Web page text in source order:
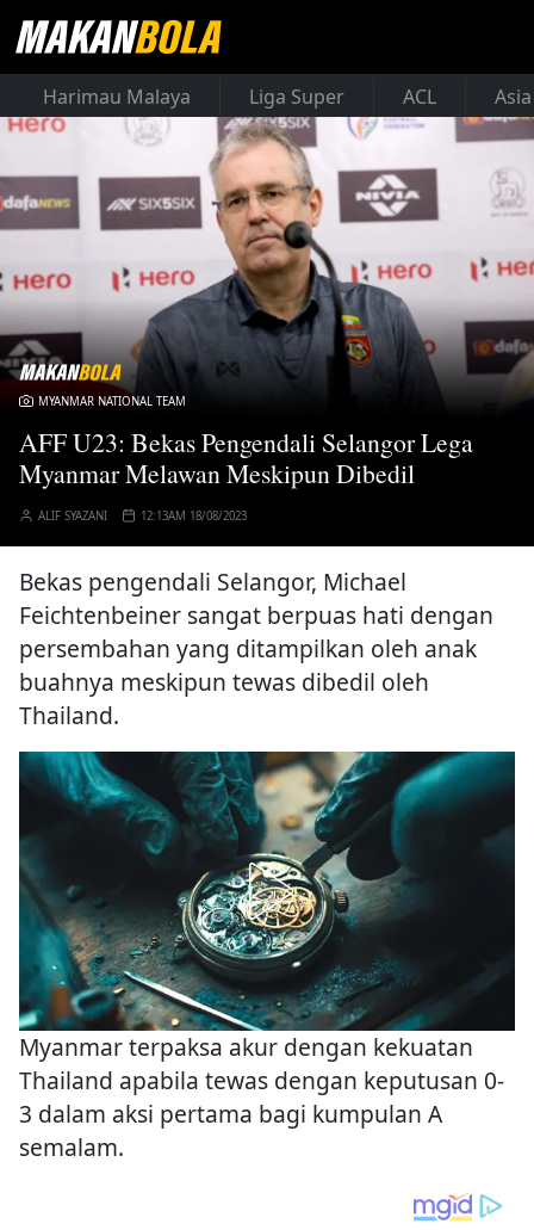
Harimau Malaya Liga Super ACL
MYANMAR NATIONAL TEAM
AFF U23: Bekas Pengendali Selangor Lega
Myanmar Melawan Meskipun Dibedil
ALIF SYAZANI 12:13AM 18/08/2023
Bekas pengendali Selangor, Michael
Feichtenbeiner sangat berpuas hati dengan
persembahan yang ditampilkan oleh anak
buahnya meskipun tewas dibedil oleh
Thailand.
Myanmar terpaksa akur dengan kekuatan
Thailand apabila tewas dengan keputusan 0-
3 dalam aksi pertama bagi kumpulan A
semalam.